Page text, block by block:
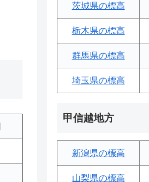
茨城県の標高
栃木県の標高
群馬県の標高
埼玉県の標高
甲信越地方
新潟県の標高
山梨県の標高